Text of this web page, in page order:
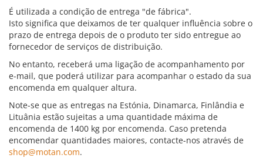
É utilizada a condição de entrega "de fábrica".
Isto significa que deixamos de ter qualquer influência sobre o
prazo de entrega depois de o produto ter sido entregue ao
fornecedor de serviços de distribuição.
No entanto, receberá uma ligação de acompanhamento por
e-mail, que poderá utilizar para acompanhar o estado da sua
encomenda em qualquer altura.
Note-se que as entregas na Estónia, Dinamarca, Finlândia e
Lituânia estão sujeitas a uma quantidade máxima de
encomenda de 1400 kg por encomenda. Caso pretenda
encomendar quantidades maiores, contacte-nos através de
shop@motan.com.